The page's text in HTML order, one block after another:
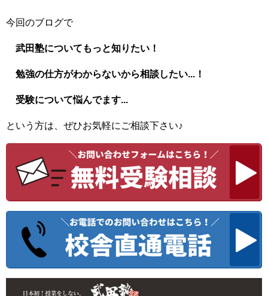
今回のブログで
武田塾についてもっと知りたい！
勉強の仕方がわからないから相談したい...！
受験について悩んでます...
という方は、ぜひお気軽にご相談下さい♪